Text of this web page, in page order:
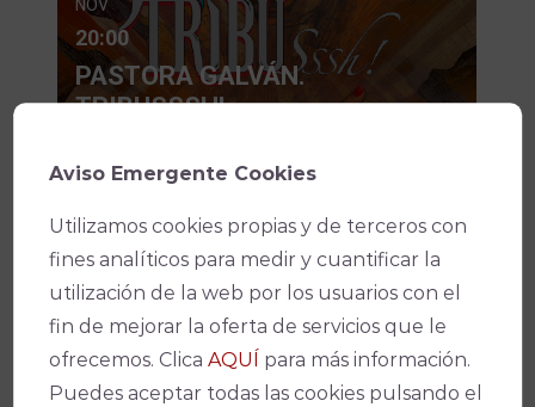
NOV
20:00
PASTORA GALVÁN.
TRIBUSSSH!
SAB
21
NOV
Aviso Emergente Cookies
Utilizamos cookies propias y de terceros con
fines analíticos para medir y cuantificar la
utilización de la web por los usuarios con el
fin de mejorar la oferta de servicios que le
ofrecemos. ClicaAQUÍ para más información.
Puedes aceptar todas las cookies pulsando el